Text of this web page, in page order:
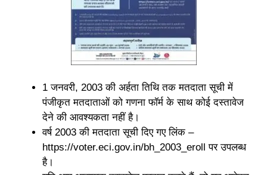
1 जनवरी, 2003 की अर्हता तिथि तक मतदाता सूची में
पंजीकृत मतदाताओं को गणना फॉर्म के साथ कोई दस्तावेज
देने की आवश्यकता नहीं है।
वर्ष 2003 की मतदाता सूची दिए गए लिंक –
https://voter.eci.gov.in/bh_2003_eroll पर उपलब्ध
है।